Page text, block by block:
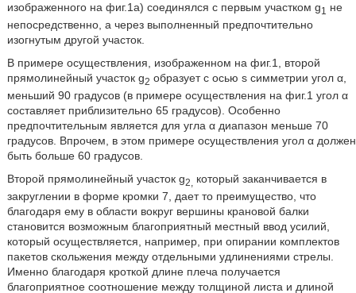
изображенного на фиг.1a) соединялся с первым участком g1
не
непосредственно, а через выполненный предпочтительно
изогнутым другой участок.
В примере осуществления, изображенном на фиг.1, второй
прямолинейный участок g2 образует с осью s симметрии угол α,
меньший 90 градусов (в примере осуществления на фиг.1 угол α
составляет приблизительно 65 градусов). Особенно
предпочтительным является для угла α диапазон меньше 70
градусов. Впрочем, в этом примере осуществления угол α должен
быть больше 60 градусов.
Второй прямолинейный участок g2,
который заканчивается в
закруглении в форме кромки 7, дает то преимущество, что
благодаря ему в области вокруг вершины крановой балки
становится возможным благоприятный местный ввод усилий,
который осуществляется, например, при опирании комплектов
пакетов скольжения между отдельными удлинениями стрелы.
Именно благодаря кроткой длине плеча получается
благоприятное соотношение между толщиной листа и длиной